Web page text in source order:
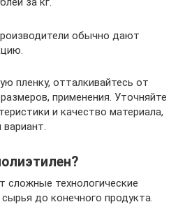
обычно дают
пленку, отталкивайтесь от
применения. Уточняйте
и качество материала,
сложные технологические
до конечного продукта.